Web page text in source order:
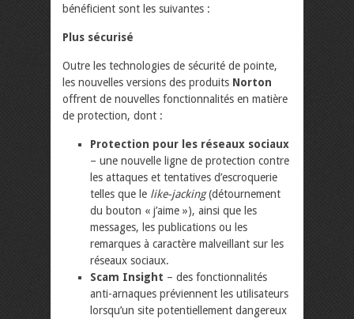
bénéficient sont les suivantes :
Plus sécurisé
Outre les technologies de sécurité de pointe,
les nouvelles versions des produits Norton
offrent de nouvelles fonctionnalités en matière
de protection, dont :
Protection pour les réseaux sociaux
– une nouvelle ligne de protection contre
les attaques et tentatives d’escroquerie
telles que le like-jacking(détournement
du bouton « j’aime »), ainsi que les
messages, les publications ou les
remarques à caractère malveillant sur les
réseaux sociaux.
Scam Insight – des fonctionnalités
anti-arnaques préviennent les utilisateurs
lorsqu’un site potentiellement dangereux